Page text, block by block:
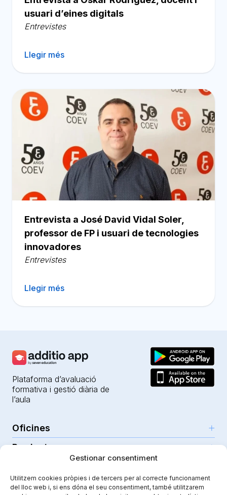
Gestionar consentiment
Utilitzem cookies pròpies i de tercers per al correcte funcionament
del lloc web i, si ens dóna el seu consentiment, també utilitzarem
usuari d’eines digitals
Entrevistes
Llegir més
Entrevista a José David Vidal Soler,
professor de FP i usuari de tecnologies
innovadores
Entrevistes
Llegir més
Plataforma d’avaluació
formativa i gestió diària de
l’aula
Oficines
C/Emili Grahit, 91
Edifici Monturiol
Productes
Per a docents
Funcionalitats
Seguretat